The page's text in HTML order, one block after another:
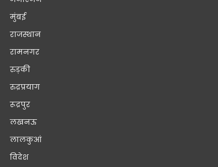
मुंबई
राजस्थान
रामनगर
रुड़की
रुद्रप्रयाग
रूद्रपुर
लखनऊ
लालकुआं
विदेश